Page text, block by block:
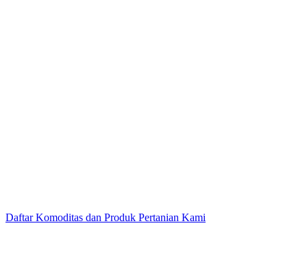
Daftar Komoditas dan Produk Pertanian Kami